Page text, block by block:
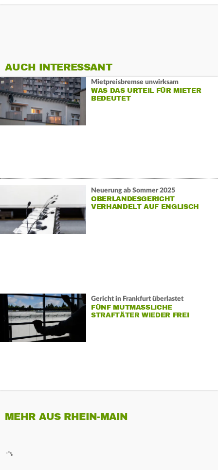
AUCH INTERESSANT
Mietpreisbremse unwirksam
WAS DAS URTEIL FÜR MIETER
BEDEUTET
Neuerung ab Sommer 2025
OBERLANDESGERICHT
VERHANDELT AUF ENGLISCH
Gericht in Frankfurt überlastet
FÜNF MUTMASSLICHE S
TRAFTÄTER WIEDER FREI
MEHR AUS RHEIN-MAIN